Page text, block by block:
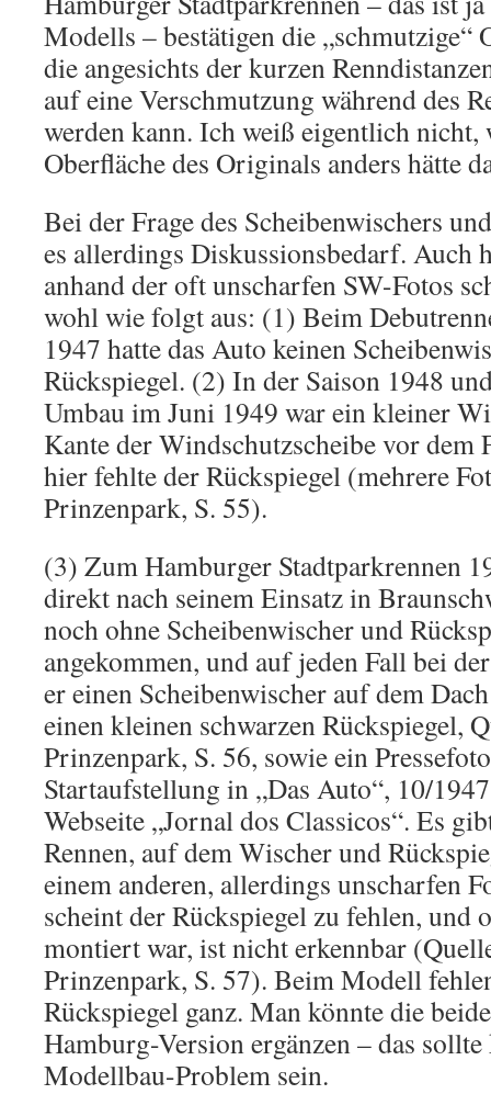
Modells – bestätigen die „schmutzige“
die angesichts der kurzen
auf eine Verschmutzung während des
werden kann. Ich weiß eigentlich nicht,
Oberfläche des Originals anders hätte
Bei der Frage des Scheibenwischers
es allerdings Diskussionsbedarf. Auch
anhand der oft unscharfen SW-Fotos
wohl wie folgt aus: (1) Beim
1947 hatte das Auto keinen
Rückspiegel. (2) In der Saison 1948
Umbau im Juni 1949 war ein kleiner
Kante der Windschutzscheibe vor dem
hier fehlte der Rückspiegel (mehrere
Prinzenpark, S. 55).
(3) Zum Hamburger Stadtparkrennen
direkt nach seinem Einsatz in
noch ohne Scheibenwischer und
angekommen, und auf jeden Fall bei
er einen Scheibenwischer auf dem
einen kleinen schwarzen Rückspiegel,
Prinzenpark, S. 56, sowie ein
Startaufstellung in „Das Auto“, 10/
Webseite „Jornal dos Classicos“. Es
Rennen, auf dem Wischer und
einem anderen, allerdings unscharfen
scheint der Rückspiegel zu fehlen, und
montiert war, ist nicht erkennbar
Prinzenpark, S. 57). Beim Modell
Rückspiegel ganz. Man könnte die
Hamburg-Version ergänzen – das
Modellbau-Problem sein.